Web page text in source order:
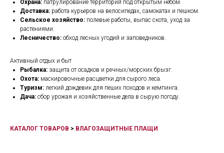
Охрана: патрулирование территорий под открытым небом.
Доставка: работа курьеров на велосипедах, самокатах и пешком.
Сельское хозяйство: полевые работы, выпас скота, уход за
растениями.
Лесничество: обход лесных угодий и заповедников.
Активный отдых и быт
Рыбалка: защита от осадков и речных/морских брызг.
Охота: маскировочные расцветки для сырого леса.
Туризм: легкий дождевик для пеших походов и кемпинга.
Дача: сбор урожая и хозяйственные дела в сырую погоду.
КАТАЛОГ ТОВАРОВ > ВЛАГОЗАЩИТНЫЕ ПЛАЩИ